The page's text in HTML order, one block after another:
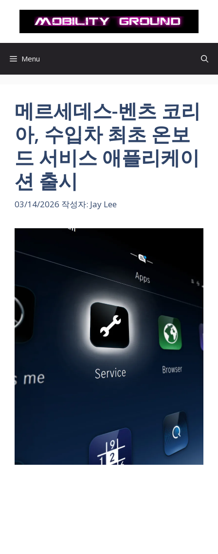
로
Menu
메르세데스-벤츠 코리
아, 수입차 최초 온보
드 서비스 애플리케이
션 출시
03/14/2026 작성자: Jay Lee